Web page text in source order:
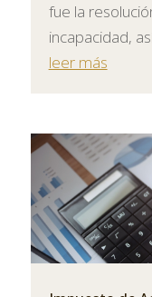
fue la
incapacidad,
leer más